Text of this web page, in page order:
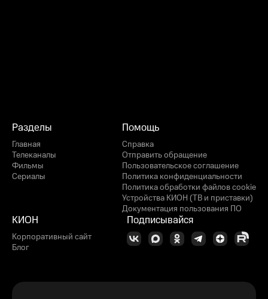
Разделы
Главная
Телеканалы
Фильмы
Сериалы
Помощь
Справка
Отправить обращение
Пользовательское соглашение
Политика конфиденциальности
Политика обработки файлов cookie
Устройства КИОН (ТВ и приставки)
Документация пользования ПО
КИОН
Корпоративный сайт
Блог
Подписывайся